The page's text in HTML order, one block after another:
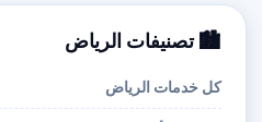
🏙️ تصنيفات الرياض
كل خدمات الرياض